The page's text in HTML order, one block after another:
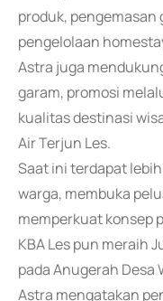
produk, pengemasan
pengelolaan
Astra juga
garam, promosi
kualitas destinasi
Air Terjun Les.
Saat ini terdapat
warga, membuka
memperkuat konsep
KBA Les pun meraih
pada Anugerah Desa
Astra mengatakan